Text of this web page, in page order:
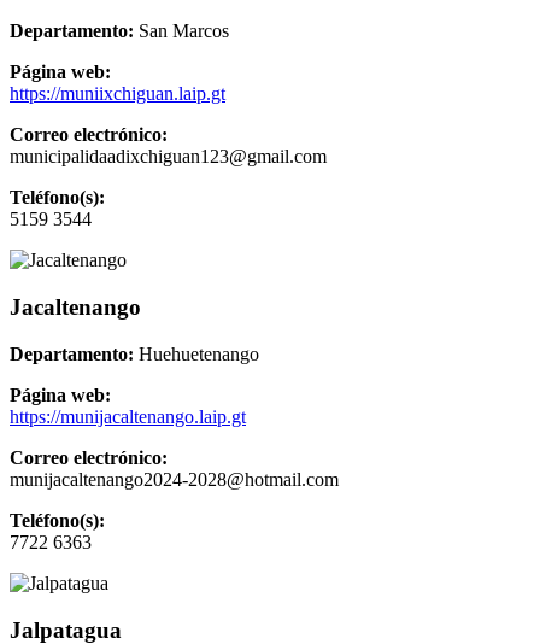
Departamento: San Marcos
Página web:
https://muniixchiguan.laip.gt
Correo electrónico:
municipalidaadixchiguan123@gmail.com
Teléfono(s):
5159 3544
Jacaltenango
Departamento: Huehuetenango
Página web:
https://munijacaltenango.laip.gt
Correo electrónico:
munijacaltenango2024-2028@hotmail.com
Teléfono(s):
7722 6363
Jalpatagua